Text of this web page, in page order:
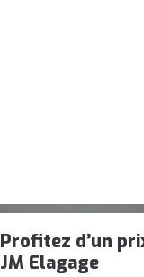
Profitez d’un
JM Elagage